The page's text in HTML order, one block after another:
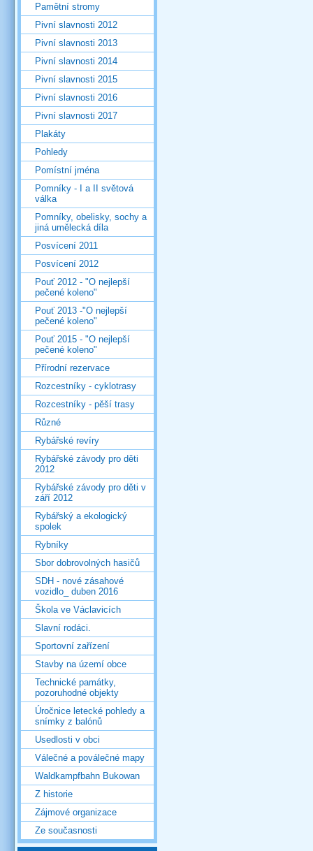
Pamětní stromy
Pivní slavnosti 2012
Pivní slavnosti 2013
Pivní slavnosti 2014
Pivní slavnosti 2015
Pivní slavnosti 2016
Pivní slavnosti 2017
Plakáty
Pohledy
Pomístní jména
Pomníky - I a II světová
válka
Pomníky, obelisky, sochy a
jiná umělecká díla
Posvícení 2011
Posvícení 2012
Pouť 2012 - "O nejlepší
pečené koleno"
Pouť 2013 -"O nejlepší
pečené koleno"
Pouť 2015 - "O nejlepší
pečené koleno"
Přírodní rezervace
Rozcestníky - cyklotrasy
Rozcestníky - pěší trasy
Různé
Rybářské revíry
Rybářské závody pro děti
2012
Rybářské závody pro děti v
září 2012
Rybářský a ekologický
spolek
Rybníky
Sbor dobrovolných hasičů
SDH - nové zásahové
vozidlo_ duben 2016
Škola ve Václavicích
Slavní rodáci.
Sportovní zařízení
Stavby na území obce
Technické památky,
pozoruhodné objekty
Úročnice letecké pohledy a
snímky z balónů
Usedlosti v obci
Válečné a poválečné mapy
Waldkampfbahn Bukowan
Z historie
Zájmové organizace
Ze současnosti